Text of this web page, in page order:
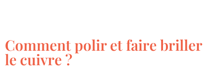
Comment polir et faire briller
le cuivre ?